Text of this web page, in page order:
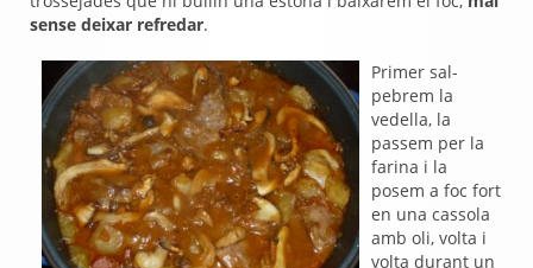
sense deixar refredar.
Primer sal-
pebrem la
vedella, la
passem per la
farina i la
posem a foc fort
en una cassola
amb oli, volta i
volta durant un